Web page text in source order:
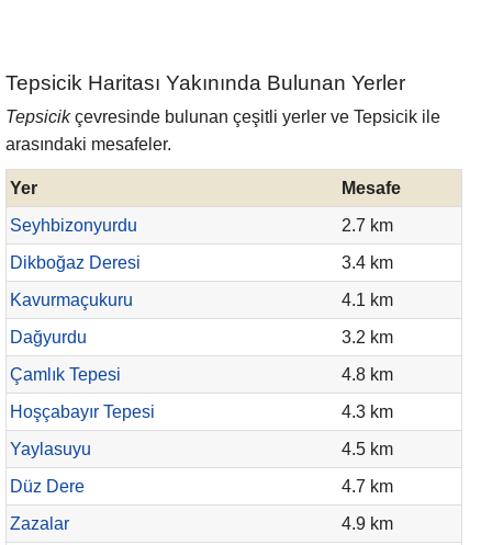
Tepsicik Haritası Yakınında Bulunan Yerler
Tepsicikçevresinde bulunan çeşitli yerler ve Tepsicik ile
arasındaki mesafeler.
Yer
Mesafe
Seyhbizonyurdu
2.7 km
Dikboğaz Deresi
3.4 km
Kavurmaçukuru
4.1 km
Dağyurdu
3.2 km
Çamlık Tepesi
4.8 km
Hoşçabayır Tepesi
4.3 km
Yaylasuyu
4.5 km
Düz Dere
4.7 km
Zazalar
4.9 km